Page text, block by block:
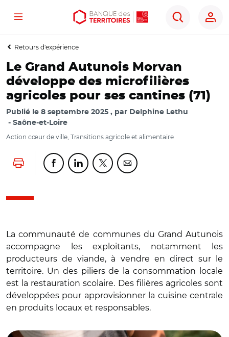
Aller
contenu
Aller
menu
Ouvrir
outils
Menu
Rechercher
Retours d'expérience
Le Grand Autunois Morvan
développe des microfilières
agricoles pour ses cantines (71)
Publié le 8 septembre 2025 par Delphine Lethu
Saône-et-Loire
Action cœur de ville, Transitions agricole et alimentaire
Lancer l'impressionPartager cette page sur Facebook
Partager cette page sur Linkedin
Partager cette page sur Twitter
Partager cette page sur
La communauté de communes du Grand Autunois
accompagne les exploitants, notamment les
producteurs de viande, à vendre en direct sur le
territoire. Un des piliers de la consommation locale
est la restauration scolaire. Des filières agricoles sont
développées pour approvisionner la cuisine centrale
en produits locaux et responsables.